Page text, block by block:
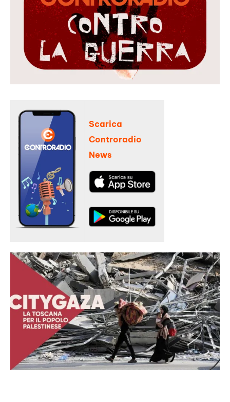
Scarica
Controradio
News